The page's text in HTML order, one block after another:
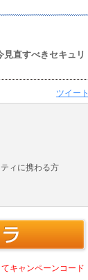
直すべきセキュリ
ツイート
ィに携わる方
キャンペーンコード